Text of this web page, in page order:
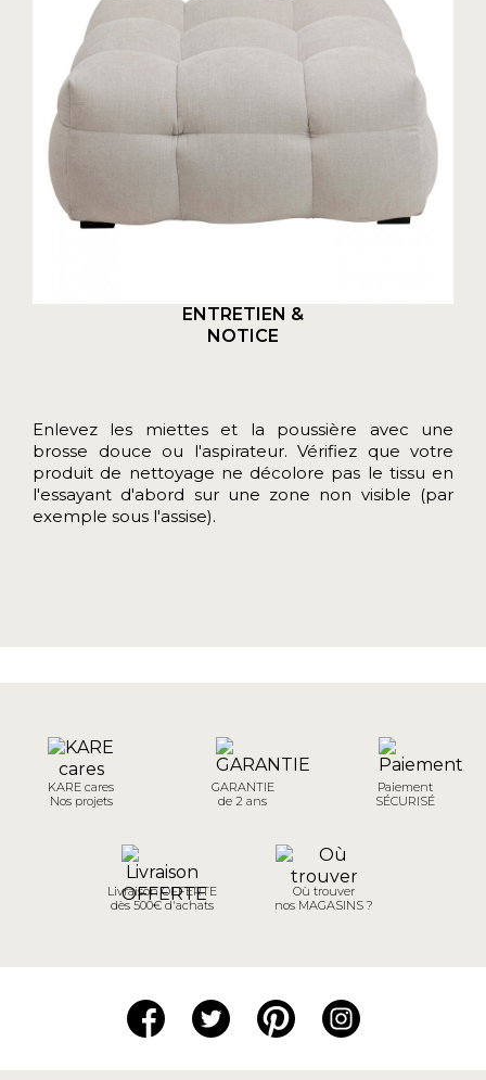
ENTRETIEN &
NOTICE
Enlevez les miettes et la poussière avec une
brosse douce ou l'aspirateur. Vérifiez que votre
produit de nettoyage ne décolore pas le tissu en
l'essayant d'abord sur une zone non visible (par
exemple sous l'assise).
KARE cares
Nos projets
GARANTIE
de 2 ans
Paiement
SÉCURISÉ
Livraison OFFERTE
dès 500€ d'achats
Où trouver
nos MAGASINS ?